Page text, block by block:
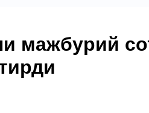
мажбурий